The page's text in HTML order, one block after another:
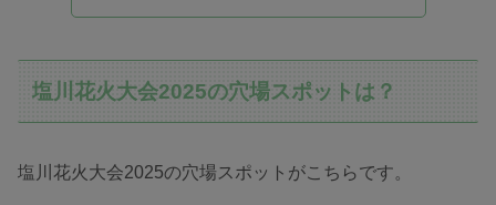
塩川花火大会2025の穴場スポットは？
塩川花火大会2025の穴場スポットがこちらです。